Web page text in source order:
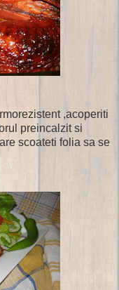
,acoperiti
preincalzit si
scoateti folia sa se